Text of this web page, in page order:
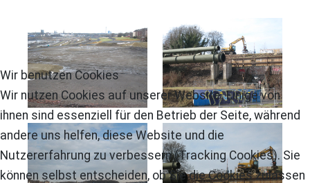
Wir benutzen Cookies
Wir nutzen Cookies auf unserer Website. Einige von
ihnen sind essenziell für den Betrieb der Seite, während
andere uns helfen, diese Website und die
Nutzererfahrung zu verbessern (Tracking Cookies). Sie
können selbst entscheiden, ob Sie die Cookies zulassen